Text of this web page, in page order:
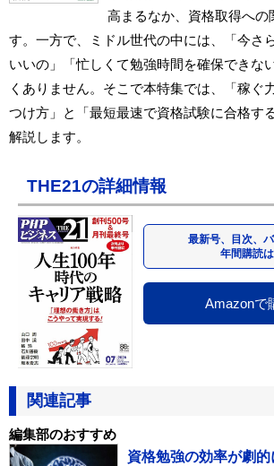
高まるなか、資格取得への
す。一方で、ミドル世代の中には、「今さ
いいの」「忙しくて勉強時間を確保できな
くありません。そこで本特集では、「稼ぐ
つけ方」と「最短最速で資格試験に合格す
解説します。
THE21の詳細情報
最新号、目次、
年間購読
Amazonで
関連記事
編集部のおすすめ
資格勉強の効率が劇